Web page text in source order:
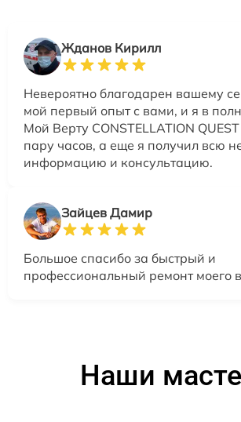
Жданов Кирилл
Невероятно благодарен вашему
мой первый опыт с вами, и я в
Мой Верту CONSTELLATION
пару часов, а еще я получил всю
информацию и консультацию.
Зайцев Дамир
Большое спасибо за быстрый и
профессиональный ремонт моего
Наши